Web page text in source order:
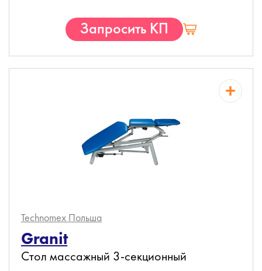
Запросить КП
Technomex Польша
Granit
Стол массажный 3-секционный